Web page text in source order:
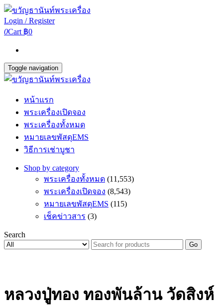
Login / Register
0Cart ฿0
Toggle navigation
หน้าแรก
พระเครื่องเปิดจอง
พระเครื่องทั้งหมด
หมายเลขพัสดุEMS
วิธีการเช่าบูชา
Shop by category
พระเครื่องทั้งหมด (11,553)
พระเครื่องเปิดจอง (8,543)
หมายเลขพัสดุEMS (115)
เช็คข่าวสาร (3)
Search
Go
หลวงปู่ทอง ทองพันล้าน วัดสิงห์